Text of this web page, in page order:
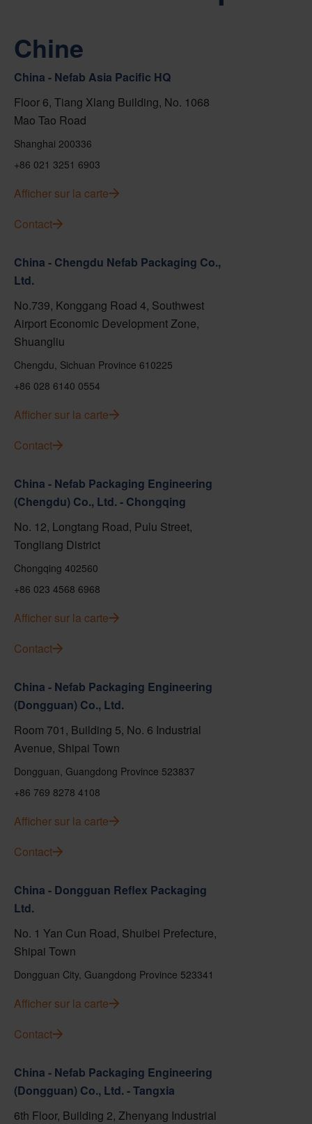
Chine
China - Nefab Asia Pacific HQ
Floor 6, Tiang Xlang Building, No. 1068
Mao Tao Road
Shanghai 200336
+86 021 3251 6903
Afficher sur la carte
Contact
China - Chengdu Nefab Packaging Co.,
Ltd.
No.739, Konggang Road 4, Southwest
Airport Economic Development Zone,
Shuangliu
Chengdu, Sichuan Province 610225
+86 028 6140 0554
Afficher sur la carte
Contact
China - Nefab Packaging Engineering
(Chengdu) Co., Ltd. - Chongqing
No. 12, Longtang Road, Pulu Street,
Tongliang District
Chongqing 402560
+86 023 4568 6968
Afficher sur la carte
Contact
China - Nefab Packaging Engineering
(Dongguan) Co., Ltd.
Room 701, Building 5, No. 6 Industrial
Avenue, Shipai Town
Dongguan, Guangdong Province 523837
+86 769 8278 4108
Afficher sur la carte
Contact
China - Dongguan Reflex Packaging
Ltd.
No. 1 Yan Cun Road, Shuibei Prefecture,
Shipai Town
Dongguan City, Guangdong Province 523341
Afficher sur la carte
Contact
China - Nefab Packaging Engineering
(Dongguan) Co., Ltd. - Tangxia
6th Floor, Building 2, Zhenyang Industrial